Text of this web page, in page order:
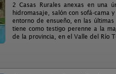
2 Casas Rurales anexas en una
hidromasaje, salón con sofá-cama
entorno de ensueño, en las
tiene como testigo perenne a la
de la provincia, en el Valle del Río